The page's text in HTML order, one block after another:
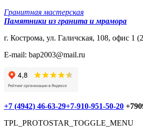
Гранитная мастерская
Памятники из гранита и мрамора
г. Кострома, ул. Галичская, 108, офис 1
E-mail: bap2003@mail.ru
+7 (4942) 46-63-29+7-910-951-50-20
TPL_PROTOSTAR_TOGGLE_MENU